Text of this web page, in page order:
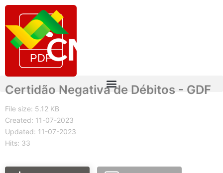
Certidão Negativa de Débitos - GDF
File size: 5.12 KB
Created: 11-07-2023
Updated: 11-07-2023
Hits: 33